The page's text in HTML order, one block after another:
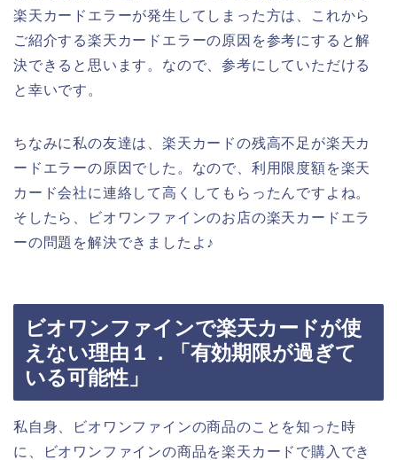
楽天カードエラーが発生してしまった方は、これから
ご紹介する楽天カードエラーの原因を参考にすると解
決できると思います。なので、参考にしていただける
と幸いです。
ちなみに私の友達は、楽天カードの残高不足が楽天カ
ードエラーの原因でした。なので、利用限度額を楽天
カード会社に連絡して高くしてもらったんですよね。
そしたら、ビオワンファインのお店の楽天カードエラ
ーの問題を解決できましたよ♪
ビオワンファインで楽天カードが使
えない理由１．「有効期限が過ぎて
いる可能性」
私自身、ビオワンファインの商品のことを知った時
に、ビオワンファインの商品を楽天カードで購入でき